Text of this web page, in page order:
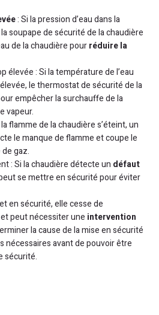
: Si la pression d’eau dans la
soupape de sécurité de la chaudière
de la chaudière pourréduire la
élevée : Si la température de l’eau
le thermostat de sécurité de la
empêcher la surchauffe de la
vapeur.
flamme de la chaudière s’éteint, un
le manque de flamme et coupe le
gaz.
: Si la chaudière détecte un défaut
se mettre en sécurité pour éviter
en sécurité, elle cesse de
peut nécessiter une intervention
la cause de la mise en sécurité
nécessaires avant de pouvoir être
sécurité.